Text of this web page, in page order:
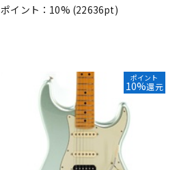
ポイント：10% (22636pt)
ポイント
10%還元